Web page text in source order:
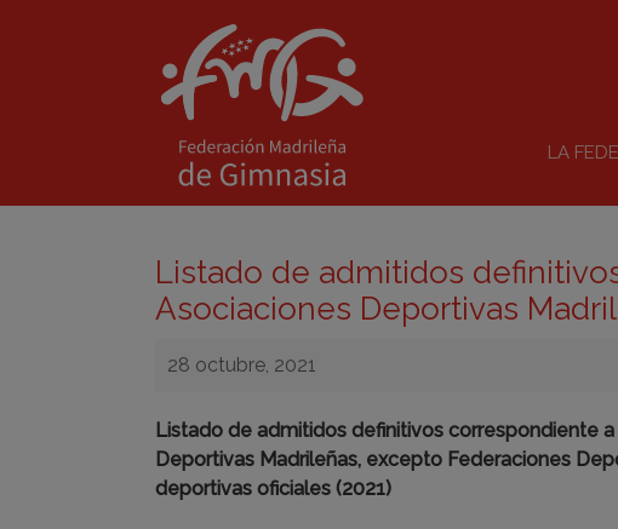
LA
Listado de admitidos
Asociaciones Deportivas
28 octubre, 2021
Listado de admitidos definitivos correspondiente
Deportivas Madrileñas, excepto Federaciones
deportivas oficiales (2021)